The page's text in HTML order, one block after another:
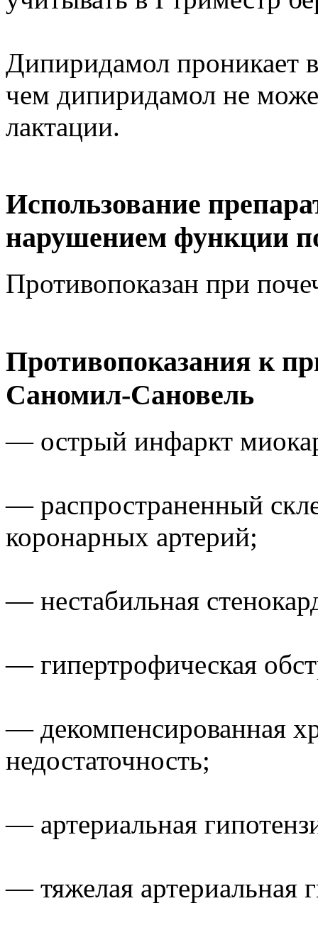
Дипиридамол проникает
чем дипиридамол не
лактации.
Использование
нарушением функции
Противопоказан при
Противопоказания к
Саномил-Сановель
— острый инфаркт
— распространенный
коронарных артерий;
— нестабильная
— гипертрофическая
— декомпенсированная
недостаточность;
— артериальная
— тяжелая артериальная